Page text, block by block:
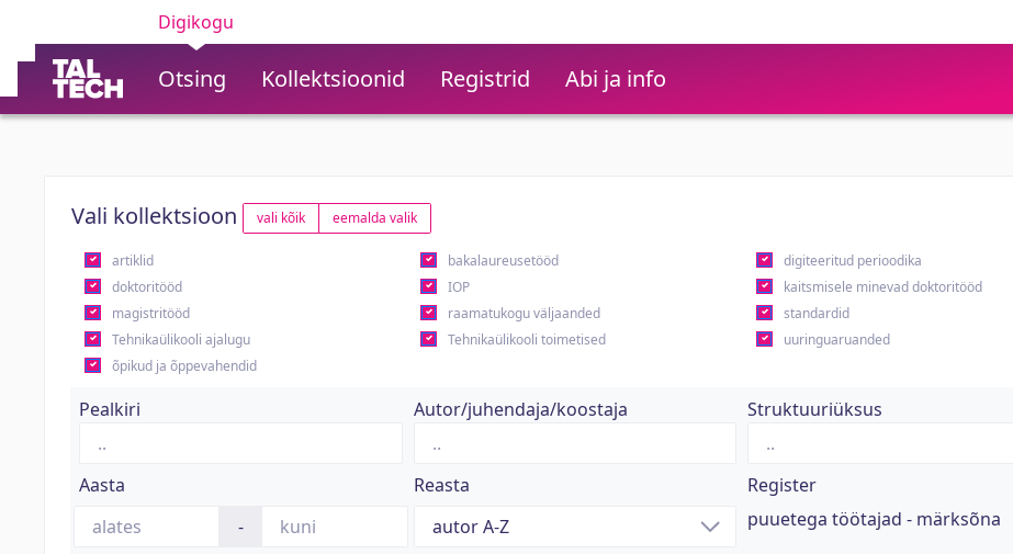
Digikogu
Otsing Kollektsioonid Registrid Abi ja info
Vali kollektsioon vali kõik eemalda valik
artiklid bakalaureusetööd digiteeritud perioodika
doktoritööd
IOP kaitsmisele minevad doktoritööd
magistritööd
raamatukogu väljaanded standardid
Tehnikaülikooli ajalugu
Tehnikaülikooli toimetised uuringuaruanded
õpikud ja õppevahendid
Pealkiri Autor/juhendaja/koostaja Struktuuriüksus
Aasta
-
Reasta
Register
puuetega töötajad - märksõna